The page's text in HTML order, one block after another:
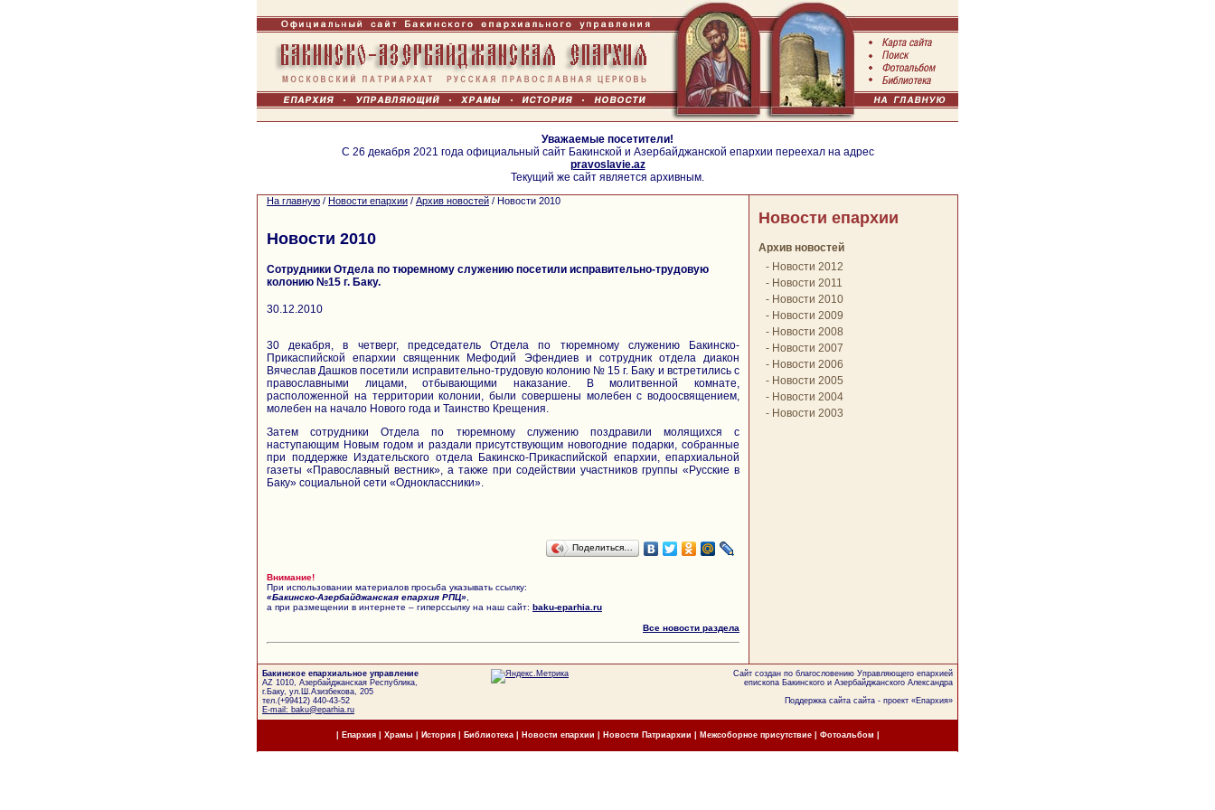
Уважаемые посетители!
С 26 декабря 2021 года официальный сайт Бакинской и Азербайджанской епархии переехал на адрес
pravoslavie.az
Текущий же сайт является архивным.
На главную / Новости епархии / Архив новостей / Новости 2010
Новости 2010
Сотрудники Отдела по тюремному служению посетили исправительно-трудовую
колонию №15 г. Баку.
30.12.2010
30 декабря, в четверг, председатель Отдела по тюремному служению Бакинско-
Прикаспийской епархии священник Мефодий Эфендиев и сотрудник отдела диакон
Вячеслав Дашков посетили исправительно-трудовую колонию № 15 г. Баку и встретились с
православными лицами, отбывающими наказание. В молитвенной комнате,
расположенной на территории колонии, были совершены молебен с водоосвящением,
молебен на начало Нового года и Таинство Крещения.
Затем сотрудники Отдела по тюремному служению поздравили молящихся с
наступающим Новым годом и раздали присутствующим новогодние подарки, собранные
при поддержке Издательского отдела Бакинско-Прикаспийской епархии, епархиальной
газеты «Православный вестник», а также при содействии участников группы «Русские в
Баку» социальной сети «Одноклассники».
Поделиться…
Внимание!
При использовании материалов просьба указывать ссылку:
«Бакинско-Азербайджанская епархия РПЦ»
а при размещении в интернете – гиперссылку на наш сайт: baku-eparhia.ru
Все новости раздела
Новости епархии
Архив новостей
- Новости 2012
- Новости 2011
- Новости 2010
- Новости 2009
- Новости 2008
- Новости 2007
- Новости 2006
- Новости 2005
- Новости 2004
- Новости 2003
Бакинское епархиальное управление
AZ 1010, Азербайджанская Республика,
г.Баку, ул.Ш.Азизбекова, 205
тел.(+99412) 440-43-52
E-mail: baku@eparhia.ru
Сайт создан по благословению Управляющего епархией
епископа Бакинского и Азербайджанского Александра
Поддержка сайта сайта - проект «Епархия»
Епархия| Храмы История| Библиотека Новости епархии Новости Патриархии Межсоборное присутствие| Фотоальбом